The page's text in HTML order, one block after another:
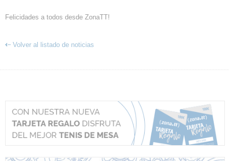
Felicidades a todos desde ZonaTT!
Volver al listado de noticias